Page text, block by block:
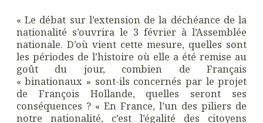
« Le débat sur l’extension de la déchéance de la
nationalité s’ouvrira le 3 février à l’Assemblée
nationale. D’où vient cette mesure, quelles sont
les périodes de l’histoire où elle a été remise au
goût du jour, combien de Français
« binationaux » sont-ils concernés par le projet
de François Hollande, quelles seront ses
conséquences ? « En France, l’un des piliers de
notre nationalité, c’est l’égalité des citoyens